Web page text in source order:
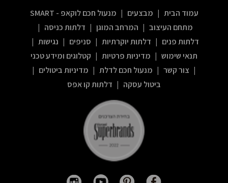
בשימוש
(!!
לא
למחוק!!))
עמוד הבית | מבצעים | מנעול חכם לוקאפ - SMART
מתחם העיצוב | המרחב המוגן | דלתות כניסה |
דלתות פנים | דלתות יוקרתיות | סניפים | נגישות |
תנאי שימוש | מדיניות פרטיות | קטלוגים ומידע טכני
| צור קשר | מנעול חכם לדלת | מדיניות ביטולים |
ביטול עסקה | דלתות קו אפס